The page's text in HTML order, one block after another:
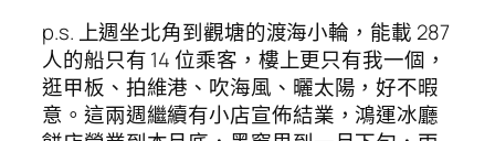
p.s. 上週坐北角到觀塘的渡海小輪，能載 287
人的船只有 14 位乘客，樓上更只有我一個，
逛甲板、拍維港、吹海風、曬太陽，好不暇
意。這兩週繼續有小店宣佈結業，鴻運冰廳